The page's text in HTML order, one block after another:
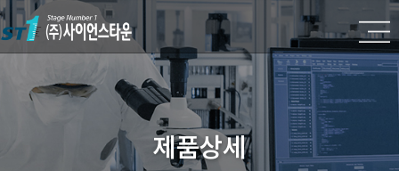
제품상세